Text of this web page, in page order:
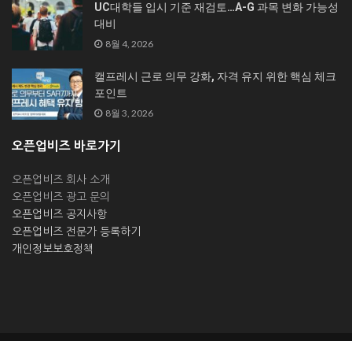
UC대학들 입시 기준 재검토…A-G 과목 변화 가능성
대비
8월 4, 2026
캘프레시 근로 의무 강화, 자격 유지 위한 핵심 체크
포인트
8월 3, 2026
오픈업비즈 바로가기
오픈업비즈 회사 소개
오픈업비즈 광고 문의
오픈업비즈 공지사항
오픈업비즈 전문가 등록하기
개인정보보호정책